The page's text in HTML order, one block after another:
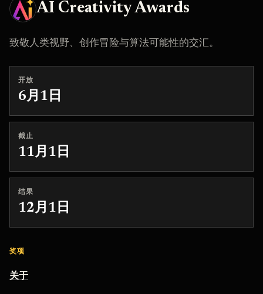
AI Creativity Awards
致敬人类视野、创作冒险与算法可能性的交汇。
开放
6月1日
截止
11月1日
结果
12月1日
奖项
关于